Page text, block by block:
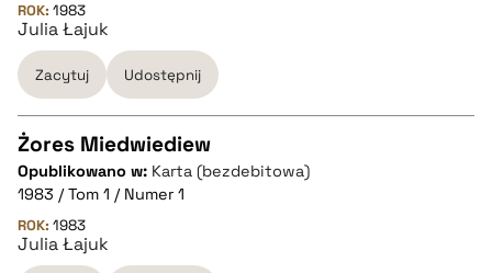
pobierz cytat
BIBTEX
pobierz cytat
ROK: 1983
Julia Łajuk
Zacytuj Udostępnij
CZYSTY TEKST
pobierz cytat
Żores Miedwiediew
Opublikowano w: Karta (bezdebitowa)
1983 / Tom 1 / Numer 1
ROK: 1983
Julia Łajuk